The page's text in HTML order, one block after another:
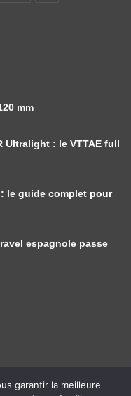
mm
Ultralight : le VTTAE full
le guide complet pour
espagnole passe
garantir la meilleure